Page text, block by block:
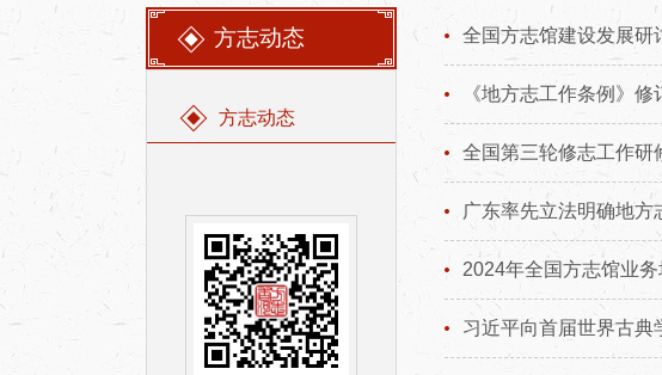
方志动态
方志动态
全国方志馆建设发展研
《地方志工作条例》
全国第三轮修志工作研
广东率先立法明确地
2024年全国方志馆业
习近平向首届世界古典